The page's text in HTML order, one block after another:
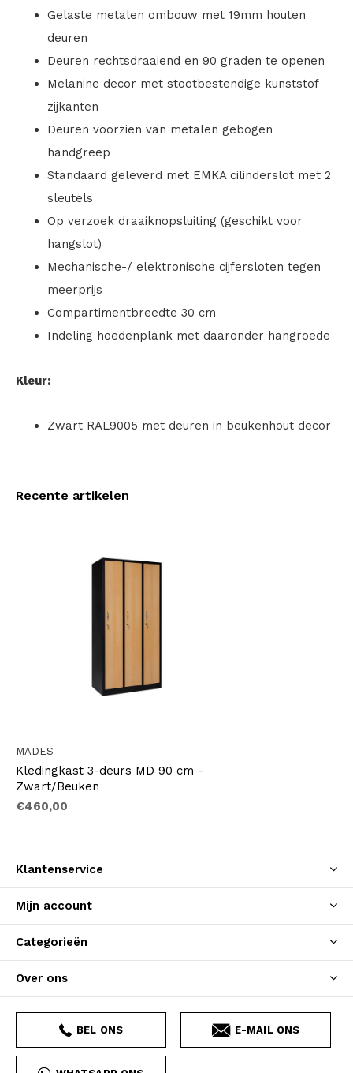
Gelaste metalen ombouw met 19mm houten
deuren
Deuren rechtsdraaiend en 90 graden te openen
Melanine decor met stootbestendige kunststof
zijkanten
Deuren voorzien van metalen gebogen
handgreep
Standaard geleverd met EMKA cilinderslot met 2
sleutels
Op verzoek draaiknopsluiting (geschikt voor
hangslot)
Mechanische-/ elektronische cijfersloten tegen
meerprijs
Compartimentbreedte 30 cm
Indeling hoedenplank met daaronder hangroede
Kleur:
Zwart RAL9005 met deuren in beukenhout decor
Recente artikelen
MADES
Kledingkast 3-deurs MD 90 cm -
Zwart/Beuken
€460,00
Klantenservice
Mijn account
Categorieën
Over ons
BEL ONS E-MAIL ONS